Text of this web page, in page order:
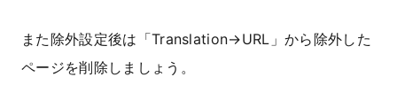
また除外設定後は「Translation→URL」から除外した
ページを削除しましょう。